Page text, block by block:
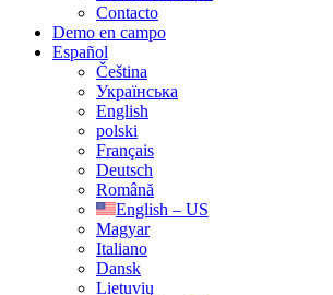
Contacto
Demo en campo
Español
Čeština
Українська
English
polski
Français
Deutsch
Română
English – US
Magyar
Italiano
Dansk
Lietuvių